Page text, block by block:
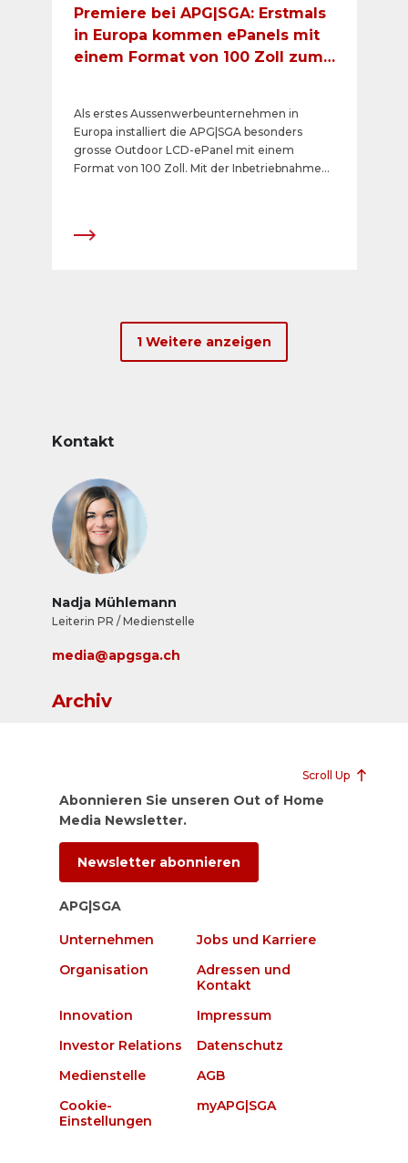
Premiere bei APG|SGA: Erstmals
in Europa kommen ePanels mit
einem Format von 100 Zoll zum
Als erstes Aussenwerbeunternehmen in
Europa installiert die APG|SGA besonders
grosse Outdoor LCD-ePanel mit einem
Format von 100 Zoll. Mit der Inbetriebnahme
1 Weitere anzeigen
Kontakt
Nadja Mühlemann
Leiterin PR / Medienstelle
media@apgsga.ch
Archiv
Scroll Up
Abonnieren Sie unseren Out of Home
Media Newsletter.
Newsletter abonnieren
APG|SGA
Unternehmen
Jobs und Karriere
Organisation
Adressen und
Kontakt
Innovation
Impressum
Investor Relations
Datenschutz
Medienstelle
AGB
Cookie-
Einstellungen
myAPG|SGA